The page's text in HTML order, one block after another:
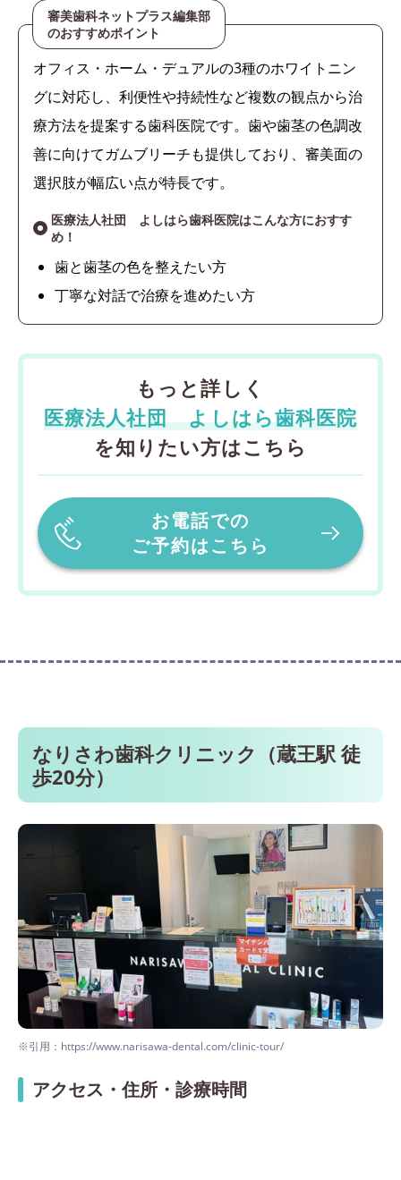
審美歯科ネットプラス編集部
のおすすめポイント
オフィス・ホーム・デュアルの3種のホワイトニン
グに対応し、利便性や持続性など複数の観点から治
療方法を提案する歯科医院です。歯や歯茎の色調改
善に向けてガムブリーチも提供しており、審美面の
選択肢が幅広い点が特長です。
医療法人社団 よしはら歯科医院はこんな方におすす
め！
歯と歯茎の色を整えたい方
丁寧な対話で治療を進めたい方
もっと詳しく
医療法人社団 よしはら歯科医院
を知りたい方はこちら
お電話での
ご予約はこちら
なりさわ歯科クリニック（蔵王駅 徒
歩20分）
※引用：https://www.narisawa-dental.com/clinic-tour/
アクセス・住所・診療時間